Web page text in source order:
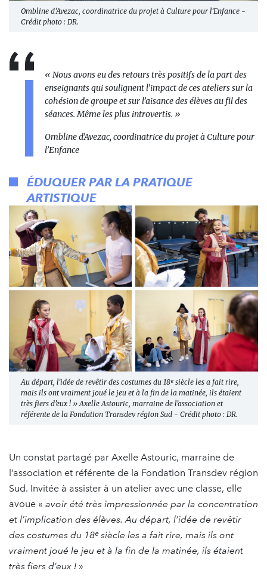
Ombline d’Avezac, coordinatrice du projet à Culture pour l’Enfance -
Crédit photo : DR.
« Nous avons eu des retours très positifs de la part des
enseignants qui soulignent l’impact de ces ateliers sur la
cohésion de groupe et sur l’aisance des élèves au fil des
séances. Même les plus introvertis. »
Ombline d’Avezac, coordinatrice du projet à Culture pour
l’Enfance
ÉDUQUER PAR LA PRATIQUE
ARTISTIQUE
Au départ, l’idée de revêtir des costumes du 18ᵉ siècle les a fait rire,
mais ils ont vraiment joué le jeu et à la fin de la matinée, ils étaient
très fiers d’eux ! » Axelle Astouric, marraine de l’association et
référente de la Fondation Transdev région Sud - Crédit photo : DR.
Un constat partagé par Axelle Astouric, marraine de
l’association et référente de la Fondation Transdev région
Sud. Invitée à assister à un atelier avec une classe, elle
avoue « avoir été très impressionnée par la concentration
et l’implication des élèves. Au départ, l’idée de revêtir
des costumes du 18ᵉ siècle les a fait rire, mais ils ont
vraiment joué le jeu et à la fin de la matinée, ils étaient
très fiers d’eux ! »